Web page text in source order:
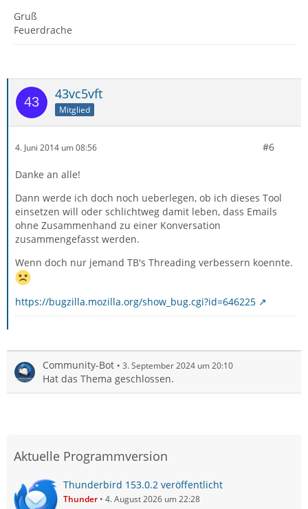
Gruß
Feuerdrache
43vc5vft
Mitglied
4. Juni 2014 um 08:56 #6
Danke an alle!
Dann werde ich doch noch ueberlegen, ob ich dieses Tool
einsetzen will oder schlichtweg damit leben, dass Emails
ohne Zusammenhand zu einer Konversation
zusammengefasst werden.
Wenn doch nur jemand TB's Threading verbessern koennte.
https://bugzilla.mozilla.org/show_bug.cgi?id=646225
Community-Bot 3. September 2024 um 20:10
Hat das Thema geschlossen.
Aktuelle Programmversion
Thunderbird 153.0.2 veröffentlicht
Thunder 4. August 2026 um 22:28